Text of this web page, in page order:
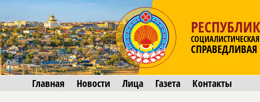
Главная Новости Лица Газета Контакты